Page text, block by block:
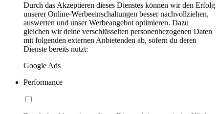
Durch das Akzeptieren dieses Dienstes können wir den Erfolg
unserer Online-Werbeeinschaltungen besser nachvollziehen,
auswerten und unser Werbeangebot optimieren. Dazu
gleichen wir deine verschlüsselten personenbezogenen Daten
mit folgenden externen Anbietenden ab, sofern du deren
Dienste bereits nutzt:
Google Ads
Performance